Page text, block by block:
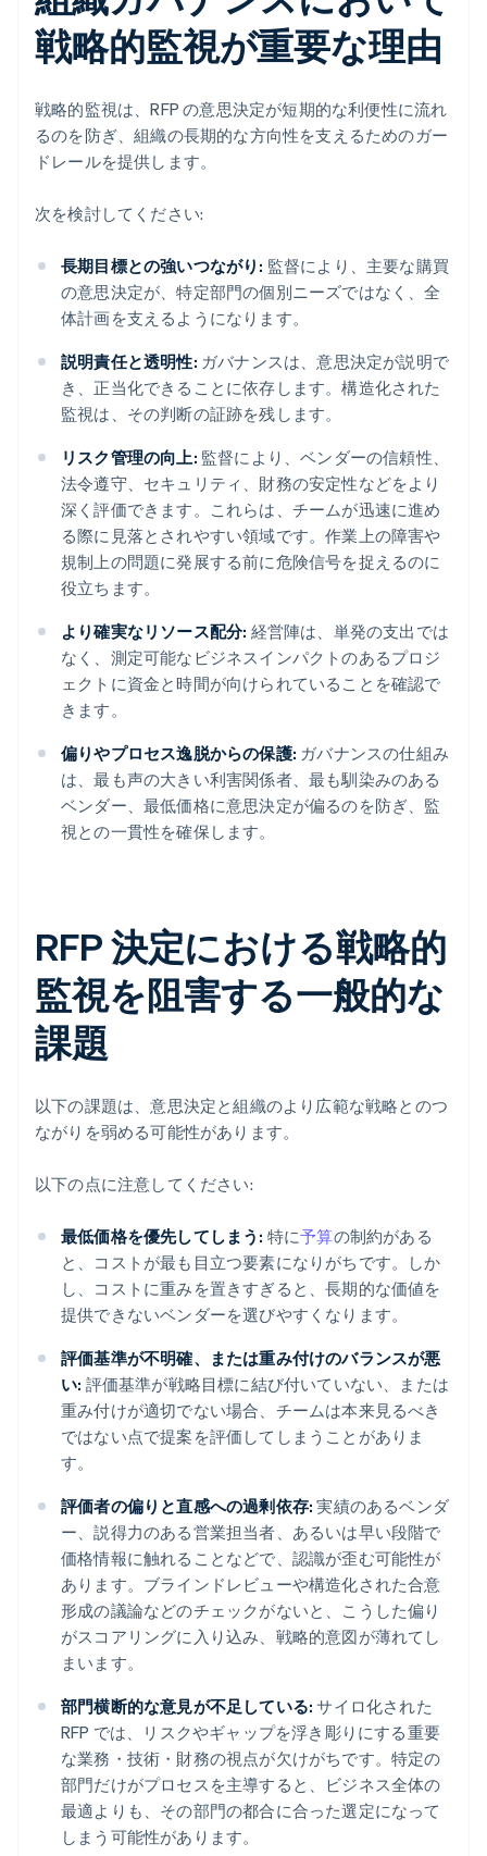
戦略的監視が重要な理由
戦略的監視は、RFP の意思決定が短期的な利便性に流れ
るのを防ぎ、組織の長期的な方向性を支えるためのガー
ドレールを提供します。
次を検討してください:
長期目標との強いつながり: 監督により、主要な購買
の意思決定が、特定部門の個別ニーズではなく、全
体計画を支えるようになります。
説明責任と透明性: ガバナンスは、意思決定が説明で
き、正当化できることに依存します。構造化された
監視は、その判断の証跡を残します。
リスク管理の向上: 監督により、ベンダーの信頼性、
法令遵守、セキュリティ、財務の安定性などをより
深く評価できます。これらは、チームが迅速に進め
る際に見落とされやすい領域です。作業上の障害や
規制上の問題に発展する前に危険信号を捉えるのに
役立ちます。
より確実なリソース配分: 経営陣は、単発の支出では
なく、測定可能なビジネスインパクトのあるプロジ
ェクトに資金と時間が向けられていることを確認で
きます。
偏りやプロセス逸脱からの保護: ガバナンスの仕組み
は、最も声の大きい利害関係者、最も馴染みのある
ベンダー、最低価格に意思決定が偏るのを防ぎ、監
視との一貫性を確保します。
RFP 決定における戦略的
監視を阻害する一般的な
課題
以下の課題は、意思決定と組織のより広範な戦略とのつ
ながりを弱める可能性があります。
以下の点に注意してください:
最低価格を優先してしまう: 特に予算の制約がある
と、コストが最も目立つ要素になりがちです。しか
し、コストに重みを置きすぎると、長期的な価値を
提供できないベンダーを選びやすくなります。
評価基準が不明確、または重み付けのバランスが悪
い: 評価基準が戦略目標に結び付いていない、または
重み付けが適切でない場合、チームは本来見るべき
ではない点で提案を評価してしまうことがありま
す。
評価者の偏りと直感への過剰依存: 実績のあるベンダ
ー、説得力のある営業担当者、あるいは早い段階で
価格情報に触れることなどで、認識が歪む可能性が
あります。ブラインドレビューや構造化された合意
形成の議論などのチェックがないと、こうした偏り
がスコアリングに入り込み、戦略的意図が薄れてし
まいます。
部門横断的な意見が不足している: サイロ化された
RFP では、リスクやギャップを浮き彫りにする重要
な業務・技術・財務の視点が欠けがちです。特定の
部門だけがプロセスを主導すると、ビジネス全体の
最適よりも、その部門の都合に合った選定になって
しまう可能性があります。